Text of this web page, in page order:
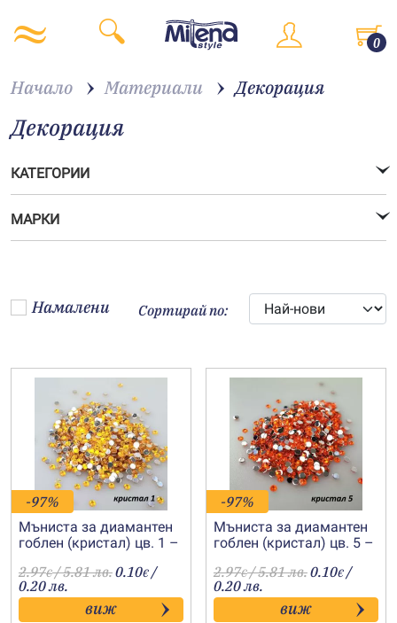
0
Начало Материали Декорация
Декорация
КАТЕГОРИИ
МАРКИ
Намалени Сортирай по:
-97%
Мъниста за диамантен
гоблен (кристал) цв. 1 –
2.97€/ 5.81 лв.0.10€ /
0.20 лв.
виж
-97%
Мъниста за диамантен
гоблен (кристал) цв. 5 –
2.97€/ 5.81 лв.0.10€ /
0.20 лв.
виж